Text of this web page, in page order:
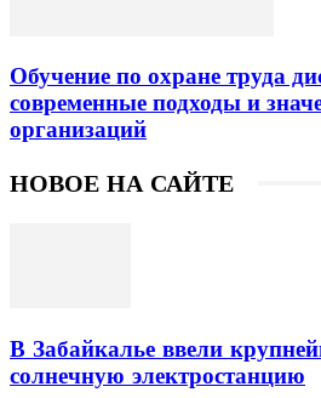
Обучение по охране труда
современные подходы и
организаций
НОВОЕ НА САЙТЕ
В Забайкалье ввели
солнечную электростанцию